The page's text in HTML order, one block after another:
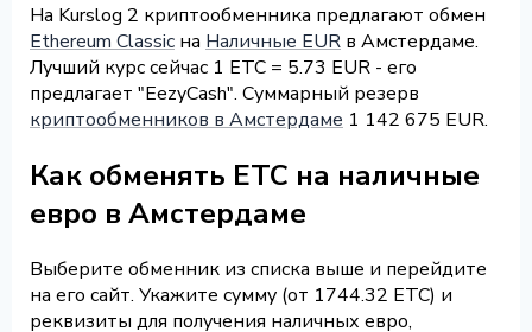
На Kurslog 2 криптообменника предлагают обмен
Ethereum Classic на Наличные EUR в Амстердаме.
Лучший курс сейчас 1 ETC = 5.73 EUR - его
предлагает "EezyCash". Суммарный резерв
криптообменников в Амстердаме 1 142 675 EUR.
Как обменять ETC на наличные
евро в Амстердаме
Выберите обменник из списка выше и перейдите
на его сайт. Укажите сумму (от 1744.32 ETC) и
реквизиты для получения наличных евро,